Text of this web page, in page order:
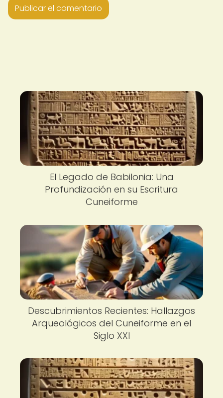
El Legado de Babilonia: Una
Profundización en su Escritura
Cuneiforme
Descubrimientos Recientes: Hallazgos
Arqueológicos del Cuneiforme en el
Siglo XXI